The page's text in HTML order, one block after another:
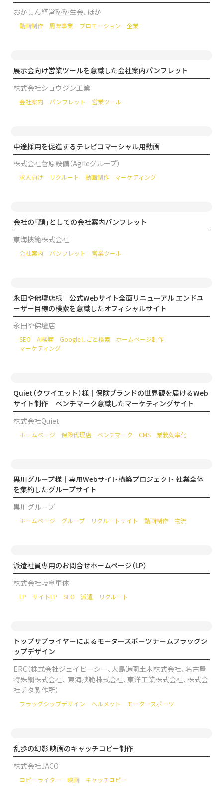
おかしん経営塾塾生会、ほか
動画制作 周年事業 プロモーション 企業
展示会向け営業ツールを意識した会社案内パンフレット
株式会社ショウジン工業
会社案内 パンフレット 営業ツール
中途採用を促進するテレビコマーシャル用動画
株式会社菅原設備（Agileグループ）
求人向け リクルート 動画制作 マーケティング
会社の「顔」としての会社案内パンフレット
東海挾範株式会社
会社案内 パンフレット 営業ツール
永田や佛壇店様｜公式Webサイト全面リニューアル エンドユ
ーザー目線の検索を意識したオフィシャルサイト
永田や佛壇店
SEO AI検索 Googleしごと検索
ホームページ制作
マーケティング
Quiet（クワイエット）様｜保険ブランドの世界観を届けるWeb
サイト制作 ベンチマーク意識したマーケティングサイト
株式会社Quiet
ホームページ 保険代理店 ベンチマーク CMS 業務効率化
黒川グループ様｜専用Webサイト構築プロジェクト 社業全体
を集約したグループサイト
黒川グループ
ホームページ グループ リクルートサイト 動画制作 物流
派遣社員専用のお問合せホームページ（LP）
株式会社岐阜車体
LP サイトLP SEO 派遣 リクルート
トップサプライヤーによるモータースポーツチームフラッグシ
ップデザイン
ERC（株式会社ジェイピーシー、大島造園土木株式会社、名古屋
特殊鋼株式会社、 東海挟範株式会社、東洋工業株式会社、株式会
社チタ製作所）
フラッグシップデザイン ヘルメット モータースポーツ
乱歩の幻影 映画のキャッチコピー制作
株式会社JACO
コピーライター 映画 キャッチコピー